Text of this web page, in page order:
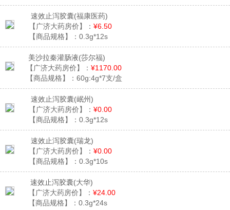
速效止泻胶囊(福康医药)
【广济大药房价】： ¥6.50
【商品规格】： 0.3g*12s
美沙拉秦灌肠液(莎尔福)
【广济大药房价】： ¥1170.00
【商品规格】： 60g:4g*7支/盒
速效止泻胶囊(岷州)
【广济大药房价】： ¥0.00
【商品规格】： 0.3g*12s
速效止泻胶囊(瑞龙)
【广济大药房价】： ¥0.00
【商品规格】： 0.3g*10s
速效止泻胶囊(大华)
【广济大药房价】： ¥24.00
【商品规格】： 0.3g*24s